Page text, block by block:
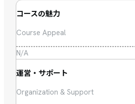
コースの魅力
Course Appeal
N/A
運営・サポート
Organization & Support